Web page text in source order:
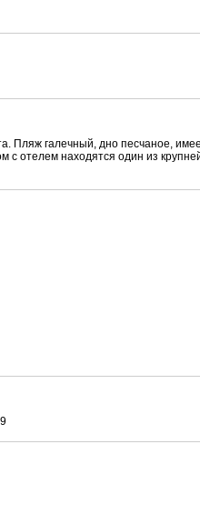
Пляж галечный, дно песчаное,
с отелем находятся один из